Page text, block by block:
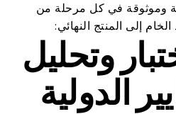
وموثوقة في كل مرحلة من
إلى المنتج النهائي:
وتحليل
الدولية